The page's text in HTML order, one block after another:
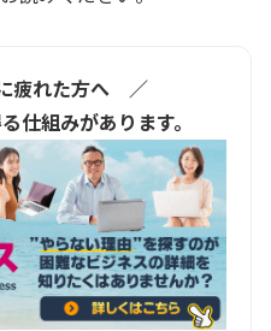
疲れた方へ ／
仕組みがあります。